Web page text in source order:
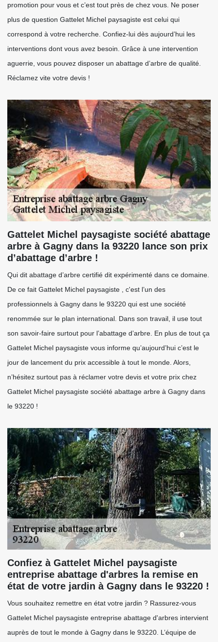
promotion pour vous et c’est tout près de chez vous. Ne poser
plus de question Gattelet Michel paysagiste est celui qui
correspond à votre recherche. Confiez-lui dès aujourd’hui les
interventions dont vous avez besoin. Grâce à une intervention
aguerrie, vous pouvez disposer un abattage d’arbre de qualité.
Réclamez vite votre devis !
Gattelet Michel paysagiste société abattage
arbre à Gagny dans la 93220 lance son prix
d’abattage d’arbre !
Qui dit abattage d’arbre certifié dit expérimenté dans ce domaine.
De ce fait Gattelet Michel paysagiste , c'est l’un des
professionnels à Gagny dans le 93220 qui est une société
renommée sur le plan international. Dans son travail, il use tout
son savoir-faire surtout pour l’abattage d’arbre. En plus de tout ça
Gattelet Michel paysagiste vous informe qu’aujourd’hui c’est le
jour de lancement du prix accessible à tout le monde. Alors,
n’hésitez surtout pas à réclamer votre devis et votre prix chez
Gattelet Michel paysagiste société abattage arbre à Gagny dans
le 93220 !
Confiez à Gattelet Michel paysagiste
entreprise abattage d'arbres la remise en
état de votre jardin à Gagny dans le 93220 !
Vous souhaitez remettre en état votre jardin ? Rassurez-vous
Gattelet Michel paysagiste entreprise abattage d'arbres intervient
auprès de tout le monde à Gagny dans le 93220. L’équipe de